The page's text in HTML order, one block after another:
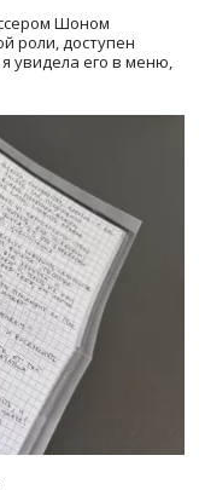
Шоном
роли, доступен
увидела его в меню,